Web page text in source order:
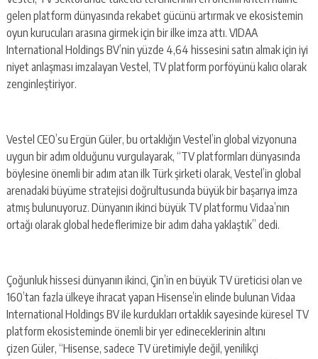
gelen platform dünyasında rekabet gücünü artırmak ve ekosistemin
oyun kurucuları arasına girmek için bir ilke imza attı. VIDAA
International Holdings BV’nin yüzde 4,64 hissesini satın almak için iyi
niyet anlaşması imzalayan Vestel, TV platform porföyünü kalıcı olarak
zenginleştiriyor.
Vestel CEO’su Ergün Güler, bu ortaklığın Vestel’in global vizyonuna
uygun bir adım olduğunu vurgulayarak, “TV platformları dünyasında
böylesine önemli bir adım atan ilk Türk şirketi olarak, Vestel’in global
arenadaki büyüme stratejisi doğrultusunda büyük bir başarıya imza
atmış bulunuyoruz. Dünyanın ikinci büyük TV platformu Vidaa’nın
ortağı olarak global hedeflerimize bir adım daha yaklaştık” dedi.
Çoğunluk hissesi dünyanın ikinci, Çin’in en büyük TV üreticisi olan ve
160’tan fazla ülkeye ihracat yapan Hisense’in elinde bulunan Vidaa
International Holdings BV ile kurdukları ortaklık sayesinde küresel TV
platform ekosisteminde önemli bir yer edineceklerinin altını
çizen Güler, “Hisense, sadece TV üretimiyle değil, yenilikçi